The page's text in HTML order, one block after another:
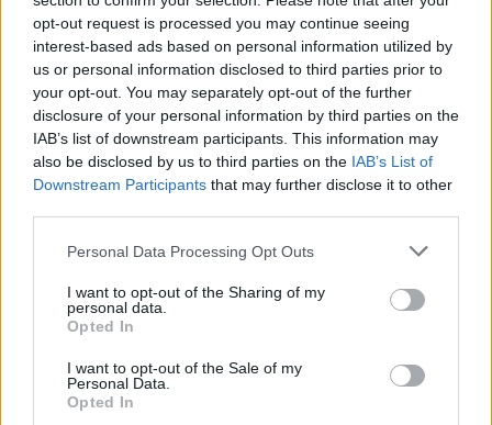
opt-out request is processed you may continue seeing
interest-based ads based on personal information utilized by
us or personal information disclosed to third parties prior to
your opt-out. You may separately opt-out of the further
disclosure of your personal information by third parties on the
IAB’s list of downstream participants. This information may
also be disclosed by us to third parties on the IAB’s List of
Downstream Participants that may further disclose it to other
Personal Data Processing Opt Outs
I want to opt-out of the Sharing of my
personal data.
Opted In
I want to opt-out of the Sale of my
Personal Data.
Opted In
GARANCIÁT VÁLLALUNK
Ha törik, ha szakad!